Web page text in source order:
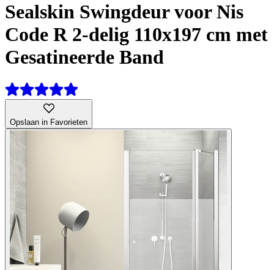
Sealskin Swingdeur voor Nis
Code R 2-delig 110x197 cm met
Gesatineerde Band
Opslaan in Favorieten